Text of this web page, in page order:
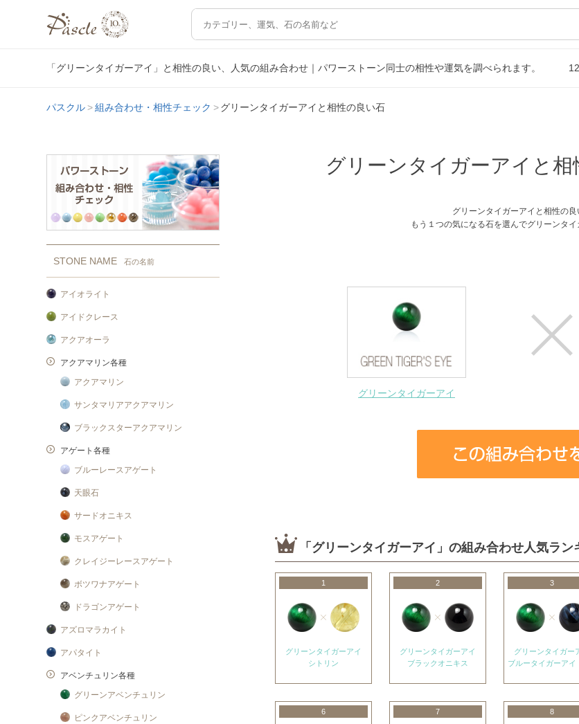
「グリーンタイガーアイ」と相性の良い、人気の組み合わせ｜パワーストーン同士の相性や運気を調べられます。
パスクル 組み合わせ・相性チェック グリーンタイガーアイと相性の良い石
STONE NAME 石の名前
アイオライト
アイドクレース
アクアオーラ
アクアマリン各種
アクアマリン
サンタマリアアクアマリン
ブラックスターアクアマリン
アゲート各種
ブルーレースアゲート
天眼石
サードオニキス
モスアゲート
クレイジーレースアゲート
ボツワナアゲート
ドラゴンアゲート
アズロマラカイト
アパタイト
アベンチュリン各種
グリーンアベンチュリン
ピンクアベンチュリン
グリーンタイガーアイと
グリーンタイガーアイと相性の良
もう１つの気になる石を選んでグリーンタ
グリーンタイガーアイ
「グリーンタイガーアイ」の組み合わせ人気ラン
1
グリーンタイガーアイ
シトリン
2
グリーンタイガーアイ
ブラックオニキス
3
グリーンタイガー
ブルータイガーアイ（ホークスア
6 7 8